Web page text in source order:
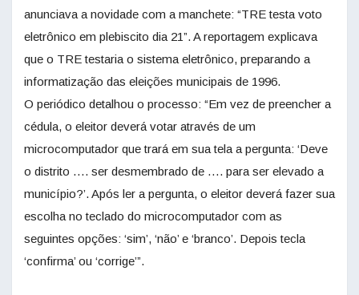
anunciava a novidade com a manchete: “TRE testa voto
eletrônico em plebiscito dia 21”. A reportagem explicava
que o TRE testaria o sistema eletrônico, preparando a
informatização das eleições municipais de 1996.
O periódico detalhou o processo: “Em vez de preencher a
cédula, o eleitor deverá votar através de um
microcomputador que trará em sua tela a pergunta: ‘Deve
o distrito …. ser desmembrado de …. para ser elevado a
município?’. Após ler a pergunta, o eleitor deverá fazer sua
escolha no teclado do microcomputador com as
seguintes opções: ‘sim’, ‘não’ e ‘branco’. Depois tecla
‘confirma’ ou ‘corrige’”.